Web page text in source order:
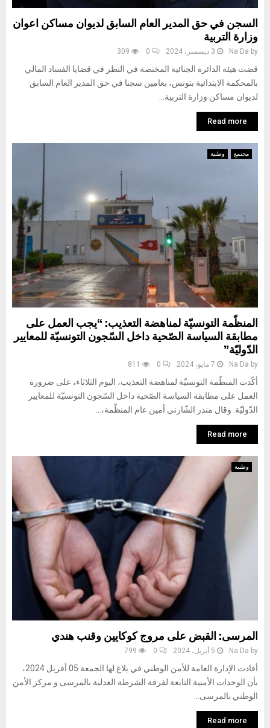
السجن في حق المدير العام السابق لديوان مساكن اعوان
وزارة التربية
by
Na Da 3 ديسمبر، 2024 0
309
قضت هيئة الدائرة الجنائية المختصة في النظر في قضايا الفساد المالي
بالمحكمة الابتدائية بتونس، بعامين سجنا في حق المدير العام السابق
لديوان مساكن وزارة التربية...
Read more
مجتمع وطنية
المنظّمة التونسيّة لمناهضة التعذيب: “يجب العمل على
مطابقة السياسة الصّحية داخل السّجون التونسيّة للمعايير
الدّوليّة”
by
Na Da 7 مايو، 2024 0
811
أكّدت المنظّمة التونسيّة لمناهضة التعذيب، اليوم الثلاثاء، على ضرورة
العمل على مطابقة السياسة الصّحية داخل السّجون التونسيّة للمعايير
الدّوليّة. وقال منذر الشّارني أمين عام المنظّمة،...
Read more
وطنية
المرسى: القبض على مروج كوكايين وقنب هندي
by
Na Da 5 أبريل، 2024 0
799
أفادت الإدارة العامة للأمن الوطني في بلاغ لها الجمعة 05 أفريل 2024،
بأن الوحدات الأمنية التابعة لفرقة الشرطة العدلية بالمرسى و مركز الأمن
الوطني بالمرسى...
Read more